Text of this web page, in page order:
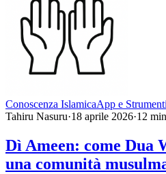
Conoscenza IslamicaApp e
Tahiru Nasuru·18 aprile 2026·12
Dì Ameen: come Dua
una comunità